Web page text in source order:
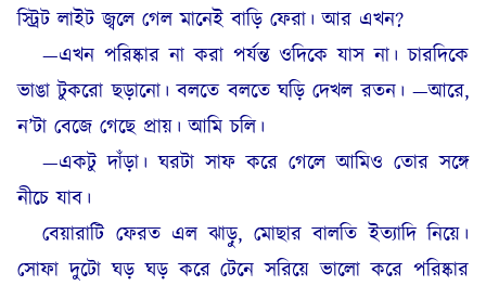
স্ট্রিট লাইট জ্বলে গেল মানেই বাড়ি ফেরা। আর এখন?
—এখন পরিষ্কার না করা পর্যন্ত ওদিকে যাস না। চারদিকে
ভাঙা টুকরো ছড়ানো। বলতে বলতে ঘড়ি দেখল রতন। —আরে,
ন’টা বেজে গেছে প্রায়। আমি চলি।
—একটু দাঁড়া। ঘরটা সাফ করে গেলে আমিও তোর সঙ্গে
নীচে যাব।
বেয়ারাটি ফেরত এল ঝাড়ু, মোছার বালতি ইত্যাদি নিয়ে।
সোফা দুটো ঘড় ঘড় করে টেনে সরিয়ে ভালো করে পরিষ্কার